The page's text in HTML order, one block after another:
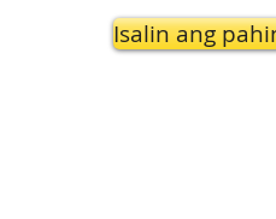
Isalin ang